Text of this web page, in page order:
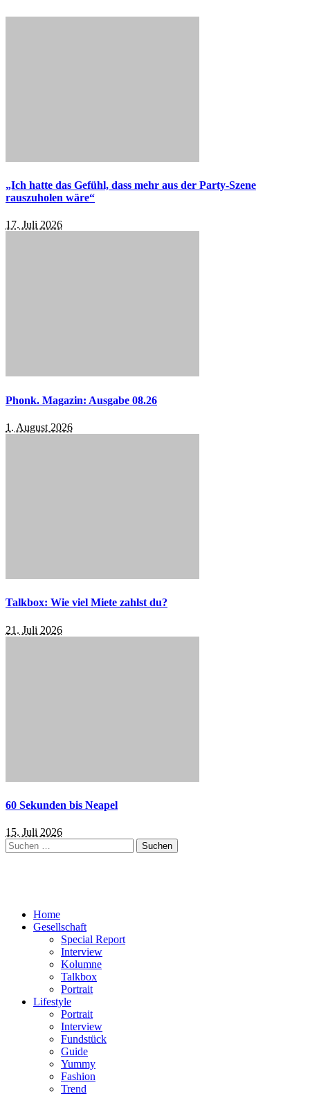
„Ich hatte das Gefühl, dass mehr aus der Party-Szene
rauszuholen wäre“
17. Juli 2026
Phonk. Magazin: Ausgabe 08.26
1. August 2026
Talkbox: Wie viel Miete zahlst du?
21. Juli 2026
60 Sekunden bis Neapel
15. Juli 2026
Suchen
nach:
Home
Gesellschaft
Special Report
Interview
Kolumne
Talkbox
Portrait
Lifestyle
Portrait
Interview
Fundstück
Guide
Yummy
Fashion
Trend